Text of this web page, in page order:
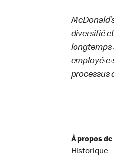
diversifié
longtemps
processus
À propos de
Historique